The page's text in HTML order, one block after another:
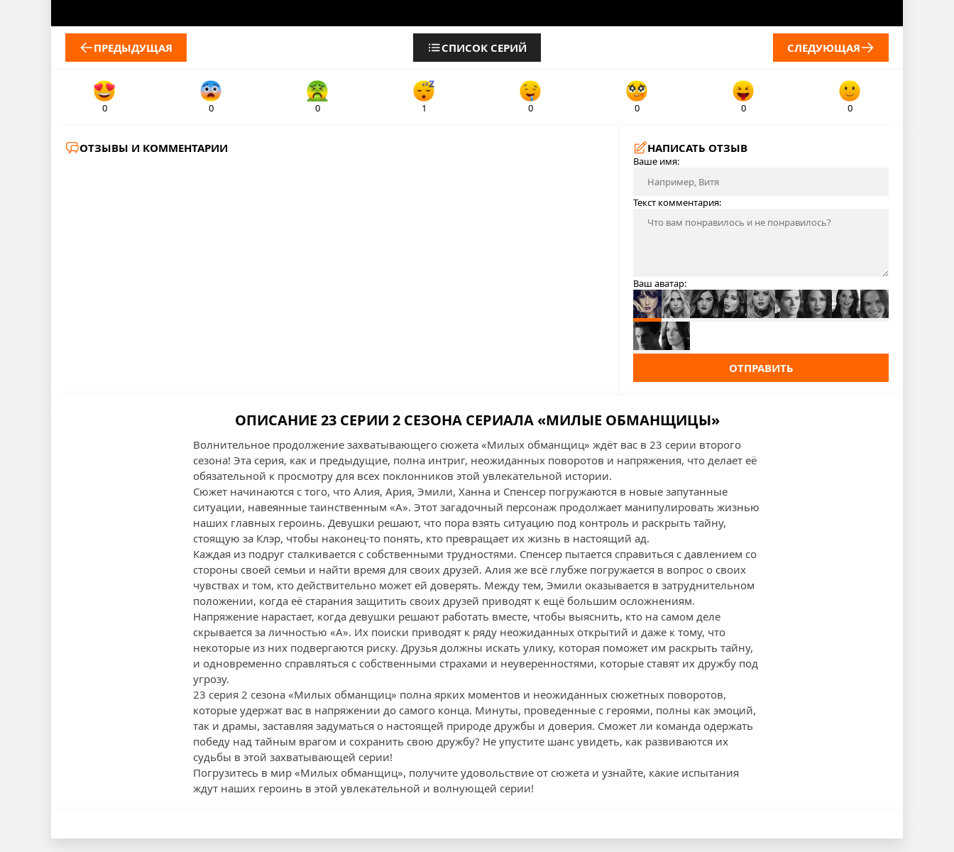
ПРЕДЫДУЩАЯ СПИСОК СЕРИЙ СЛЕДУЮЩАЯ
0 0 0 1 0 0 0 0
ОТЗЫВЫ И КОММЕНТАРИИ НАПИСАТЬ ОТЗЫВ
Ваше имя:
Текст комментария:
Ваш аватар:
ОТПРАВИТЬ
ОПИСАНИЕ 23 СЕРИИ 2 СЕЗОНА СЕРИАЛА «МИЛЫЕ ОБМАНЩИЦЫ»
Волнительное продолжение захватывающего сюжета «Милых обманщиц» ждёт вас в 23 серии второго
сезона! Эта серия, как и предыдущие, полна интриг, неожиданных поворотов и напряжения, что делает её
обязательной к просмотру для всех поклонников этой увлекательной истории.
Сюжет начинаются с того, что Алия, Ария, Эмили, Ханна и Спенсер погружаются в новые запутанные
ситуации, навеянные таинственным «А». Этот загадочный персонаж продолжает манипулировать жизнью
наших главных героинь. Девушки решают, что пора взять ситуацию под контроль и раскрыть тайну,
стоящую за Клэр, чтобы наконец-то понять, кто превращает их жизнь в настоящий ад.
Каждая из подруг сталкивается с собственными трудностями. Спенсер пытается справиться с давлением со
стороны своей семьи и найти время для своих друзей. Алия же всё глубже погружается в вопрос о своих
чувствах и том, кто действительно может ей доверять. Между тем, Эмили оказывается в затруднительном
положении, когда её старания защитить своих друзей приводят к ещё большим осложнениям.
Напряжение нарастает, когда девушки решают работать вместе, чтобы выяснить, кто на самом деле
скрывается за личностью «А». Их поиски приводят к ряду неожиданных открытий и даже к тому, что
некоторые из них подвергаются риску. Друзья должны искать улику, которая поможет им раскрыть тайну,
и одновременно справляться с собственными страхами и неуверенностями, которые ставят их дружбу под
угрозу.
23 серия 2 сезона «Милых обманщиц» полна ярких моментов и неожиданных сюжетных поворотов,
которые удержат вас в напряжении до самого конца. Минуты, проведенные с героями, полны как эмоций,
так и драмы, заставляя задуматься о настоящей природе дружбы и доверия. Сможет ли команда одержать
победу над тайным врагом и сохранить свою дружбу? Не упустите шанс увидеть, как развиваются их
судьбы в этой захватывающей серии!
Погрузитесь в мир «Милых обманщиц», получите удовольствие от сюжета и узнайте, какие испытания
ждут наших героинь в этой увлекательной и волнующей серии!